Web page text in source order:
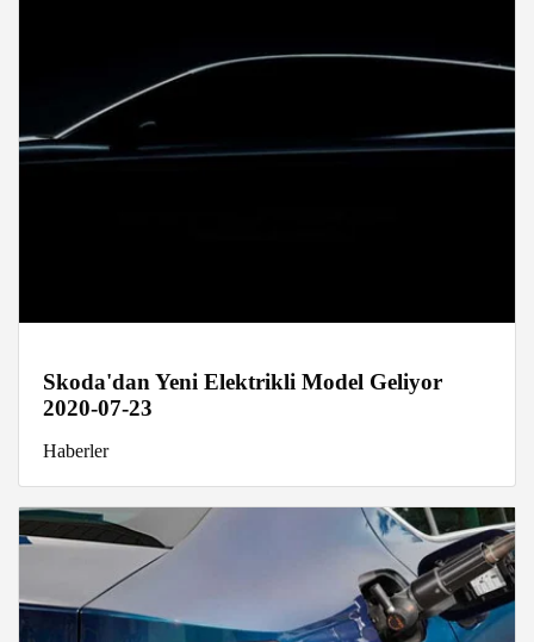
Skoda'dan Yeni Elektrikli Model Geliyor
2020-07-23
Haberler